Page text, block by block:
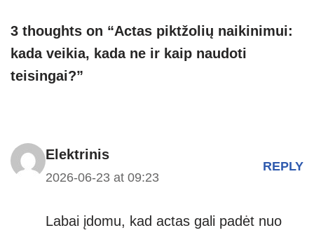
3 thoughts on “Actas piktžolių naikinimui:
kada veikia, kada ne ir kaip naudoti
teisingai?”
Elektrinis
2026-06-23 at 09:23
REPLY
Labai įdomu, kad actas gali padėt nuo